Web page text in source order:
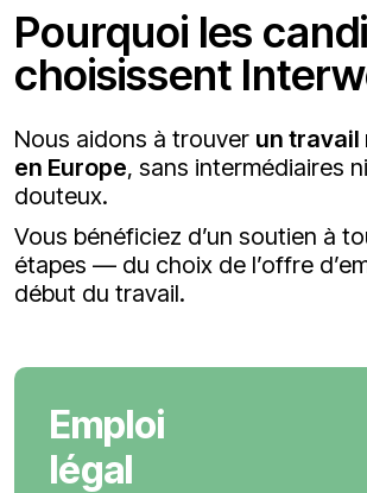
Pourquoi les
choisissent
Nous aidons à trouver un travail
en Europe, sans intermédiaires
douteux.
Vous bénéficiez d’un soutien à
étapes — du choix de l’offre
début du travail.
Emploi
légal